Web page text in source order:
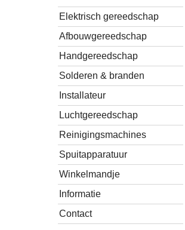
Elektrisch gereedschap
Afbouwgereedschap
Handgereedschap
Solderen & branden
Installateur
Luchtgereedschap
Reinigingsmachines
Spuitapparatuur
Winkelmandje
Informatie
Contact